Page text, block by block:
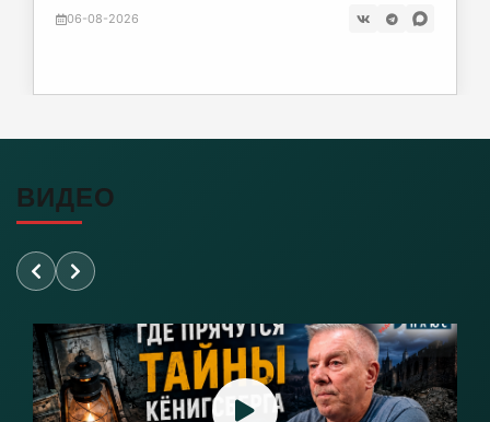
06-08-2026
Почти 38 км дорог отремонтировано в
Переезд на Камской в Калининграде закроют
для проезда
06-08-2026
«Балтика» проиграла «Зениту» – и это был
гол бывшего капитана
06-08-2026
06-08-2026
ВИДЕО